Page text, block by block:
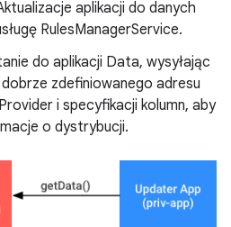
aplikacji do danych
RulesManagerService.
do aplikacji Data, wysyłając
zdefiniowanego adresu
i specyfikacji kolumn, aby
o dystrybucji.